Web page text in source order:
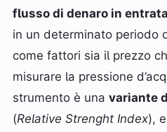
flusso di denaro in
in un determinato periodo
come fattori sia il prezzo
misurare la pressione
strumento è una variante
(Relative Strenght Index),